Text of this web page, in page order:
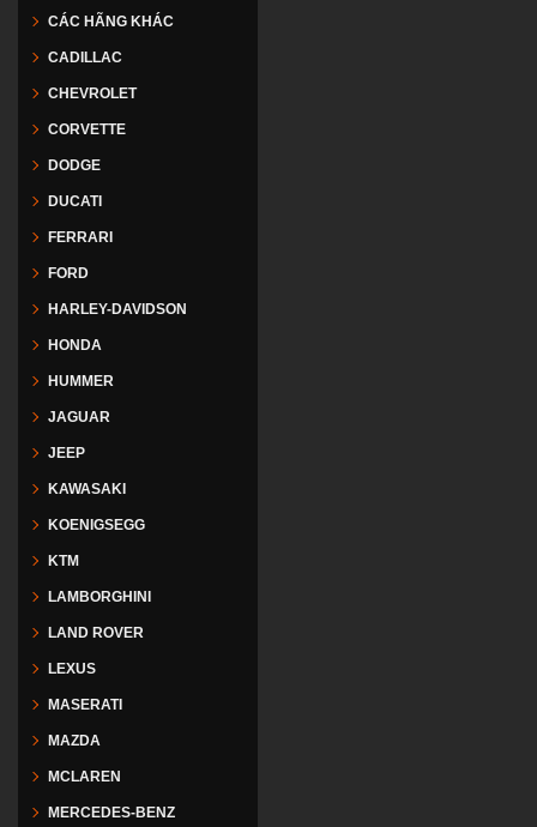
CÁC HÃNG KHÁC
CADILLAC
CHEVROLET
CORVETTE
DODGE
DUCATI
FERRARI
FORD
HARLEY-DAVIDSON
HONDA
HUMMER
JAGUAR
JEEP
KAWASAKI
KOENIGSEGG
KTM
LAMBORGHINI
LAND ROVER
LEXUS
MASERATI
MAZDA
MCLAREN
MERCEDES-BENZ